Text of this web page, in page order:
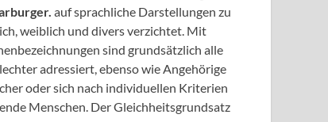
auf sprachliche Darstellungen zu
weiblich und divers verzichtet. Mit
sind grundsätzlich alle
adressiert, ebenso wie Angehörige
oder sich nach individuellen Kriterien
Menschen. Der Gleichheitsgrundsatz